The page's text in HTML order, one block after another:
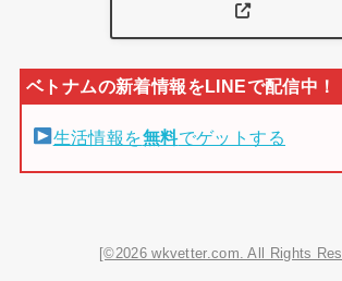
生活情報を無料でゲットする
[©2026 wkvetter.com. All Rights